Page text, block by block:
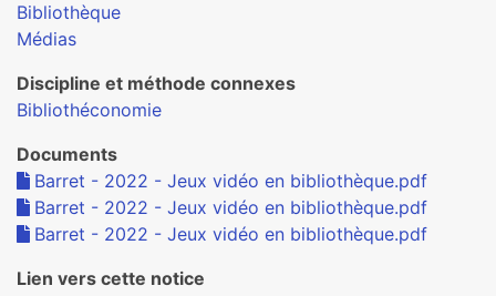
Bibliothèque
Médias
Discipline et méthode connexes
Bibliothéconomie
Documents
Barret - 2022 - Jeux vidéo en bibliothèque.pdf
Barret - 2022 - Jeux vidéo en bibliothèque.pdf
Barret - 2022 - Jeux vidéo en bibliothèque.pdf
Lien vers cette notice